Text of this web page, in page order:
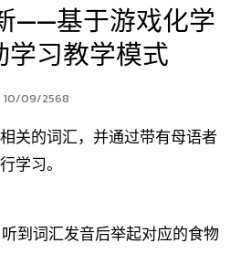
——基于游戏化学
学习教学模式
10/09/2568
关的词汇，并通过带有母语者
学习。
到词汇发音后举起对应的食物